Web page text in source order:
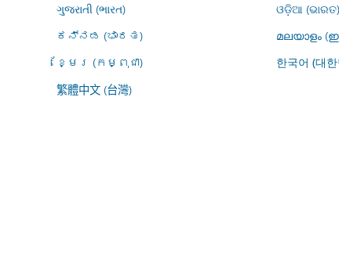
ગુજરાતી (ભારત)
ଓଡ଼ିଆ (ଭାରତ)
ಕನ್ನಡ (ಭಾರತ)
മലയാളം
ខ្មែរ (កម្ពុជា)
한국어 (대
繁體中文 (台灣)